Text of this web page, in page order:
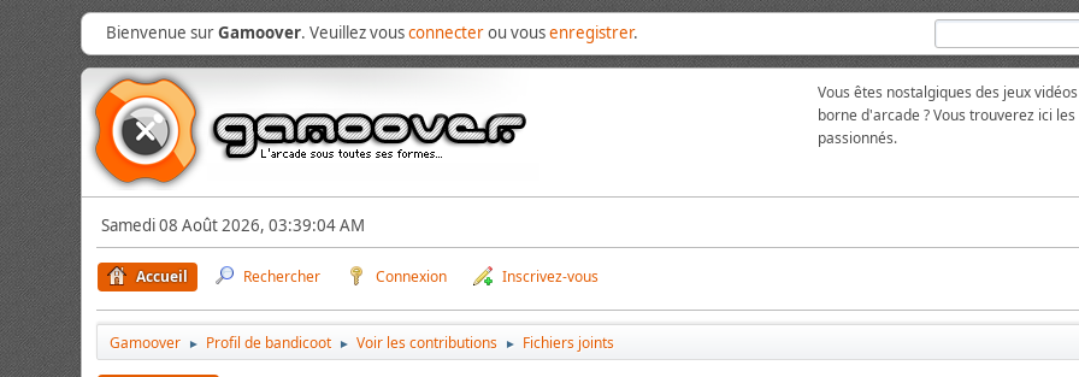
Bienvenue surGamoover. Veuillez vousconnecterou vousenregistrer.
Vous êtes nostalgiques des jeux
borne d'arcade ? Vous trouverez ici
passionnés.
Samedi 08 Août 2026, 03:39:04 AM
Accueil Rechercher Connexion Inscrivez-vous
Gamoover ► Profil de bandicoot ► Voir les contributions ► Fichiers joints